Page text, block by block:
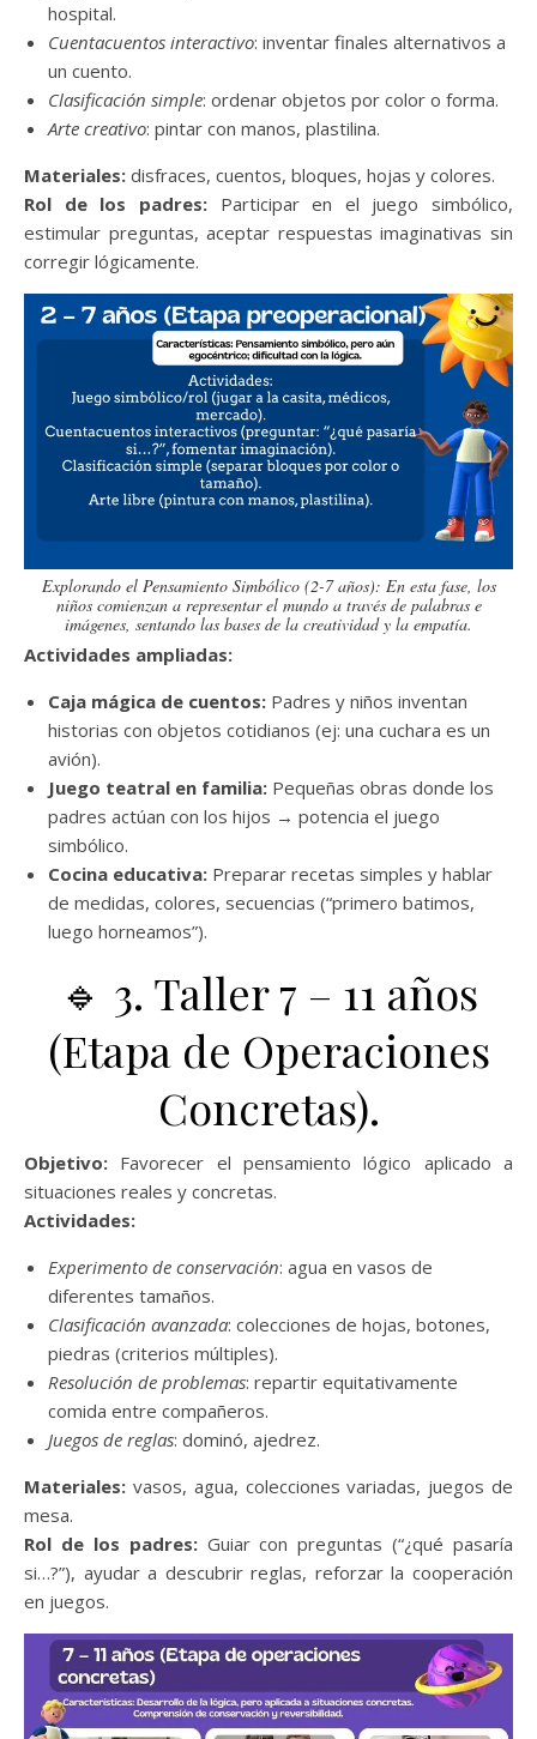
hospital.
Cuentacuentos interactivo: inventar finales alternativos a
un cuento.
Clasificación simple: ordenar objetos por color o forma.
Arte creativo: pintar con manos, plastilina.
Materiales: disfraces, cuentos, bloques, hojas y colores.
Rol de los padres:Participar en el juego simbólico,
estimular preguntas, aceptar respuestas imaginativas sin
corregir lógicamente.
Explorando el Pensamiento Simbólico (2-7 años): En esta fase, los
niños comienzan a representar el mundo a través de palabras e
imágenes, sentando las bases de la creatividad y la empatía.
Actividades ampliadas:
Caja mágica de cuentos: Padres y niños inventan
historias con objetos cotidianos (ej: una cuchara es un
avión).
Juego teatral en familia: Pequeñas obras donde los
padres actúan con los hijos → potencia el juego
simbólico.
Cocina educativa: Preparar recetas simples y hablar
de medidas, colores, secuencias (“primero batimos,
luego horneamos”).
🔹 3. Taller 7 – 11 años
(Etapa de Operaciones
Concretas).
Objetivo: Favorecer el pensamiento lógico aplicado a
situaciones reales y concretas.
Actividades:
Experimento de conservación: agua en vasos de
diferentes tamaños.
Clasificación avanzada: colecciones de hojas, botones,
piedras (criterios múltiples).
Resolución de problemas: repartir equitativamente
comida entre compañeros.
Juegos de reglas: dominó, ajedrez.
Materiales: vasos, agua, colecciones variadas, juegos de
mesa.
Rol de los padres:Guiar con preguntas (“¿qué pasaría
si…?”), ayudar a descubrir reglas, reforzar la cooperación
en juegos.